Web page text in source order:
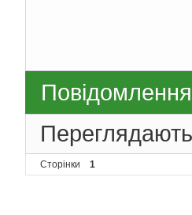
Сторінки 1